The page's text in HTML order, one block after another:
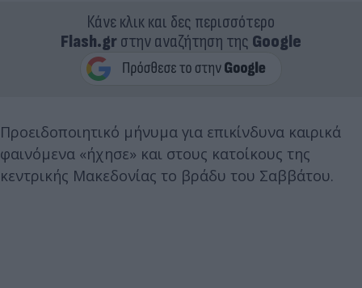
Κάνε κλικ και δες περισσότερο
Flash.grστην αναζήτηση της Google
Προειδοποιητικό μήνυμα για επικίνδυνα καιρικά
φαινόμενα «ήχησε» και στους κατοίκους της
κεντρικής Μακεδονίας το βράδυ του Σαββάτου.